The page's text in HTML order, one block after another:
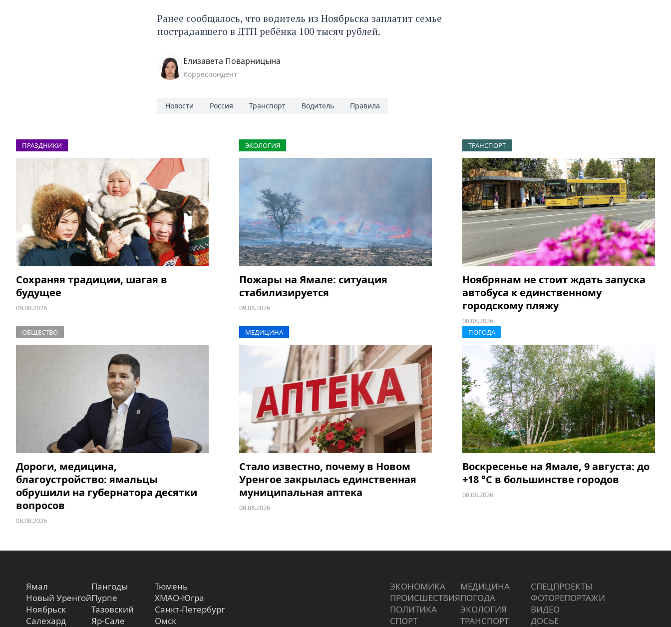
Ранее сообщалось, что водитель из Ноябрьска заплатит семье
пострадавшего в ДТП ребёнка 100 тысяч рублей.
Елизавета Поварницына
Корреспондент
Новости Россия Транспорт Водитель Правила
ПРАЗДНИКИ
Сохраняя традиции, шагая в
будущее
09.08.2026
ЭКОЛОГИЯ
Пожары на Ямале: ситуация
стабилизируется
09.08.2026
ТРАНСПОРТ
Ноябрянам не стоит ждать запуска
автобуса к единственному
городскому пляжу
08.08.2026
ОБЩЕСТВО
Дороги, медицина,
благоустройство: ямальцы
обрушили на губернатора десятки
вопросов
08.08.2026
МЕДИЦИНА
Стало известно, почему в Новом
Уренгое закрылась единственная
муниципальная аптека
08.08.2026
ПОГОДА
Воскресенье на Ямале, 9 августа: до
+18 °C в большинстве городов
08.08.2026
Ямал
Новый Уренгой
Ноябрьск
Салехард
Пангоды
Пурпе
Тазовский
Яр-Сале
Тюмень
ХМАО-Югра
Санкт-Петербург
Омск
ЭКОНОМИКА
ПРОИCШЕСТВИЯ
ПОЛИТИКА
СПОРТ
МЕДИЦИНА
ПОГОДА
ЭКОЛОГИЯ
ТРАНСПОРТ
СПЕЦПРОЕКТЫ
ФОТОРЕПОРТАЖИ
ВИДЕО
ДОСЬЕ